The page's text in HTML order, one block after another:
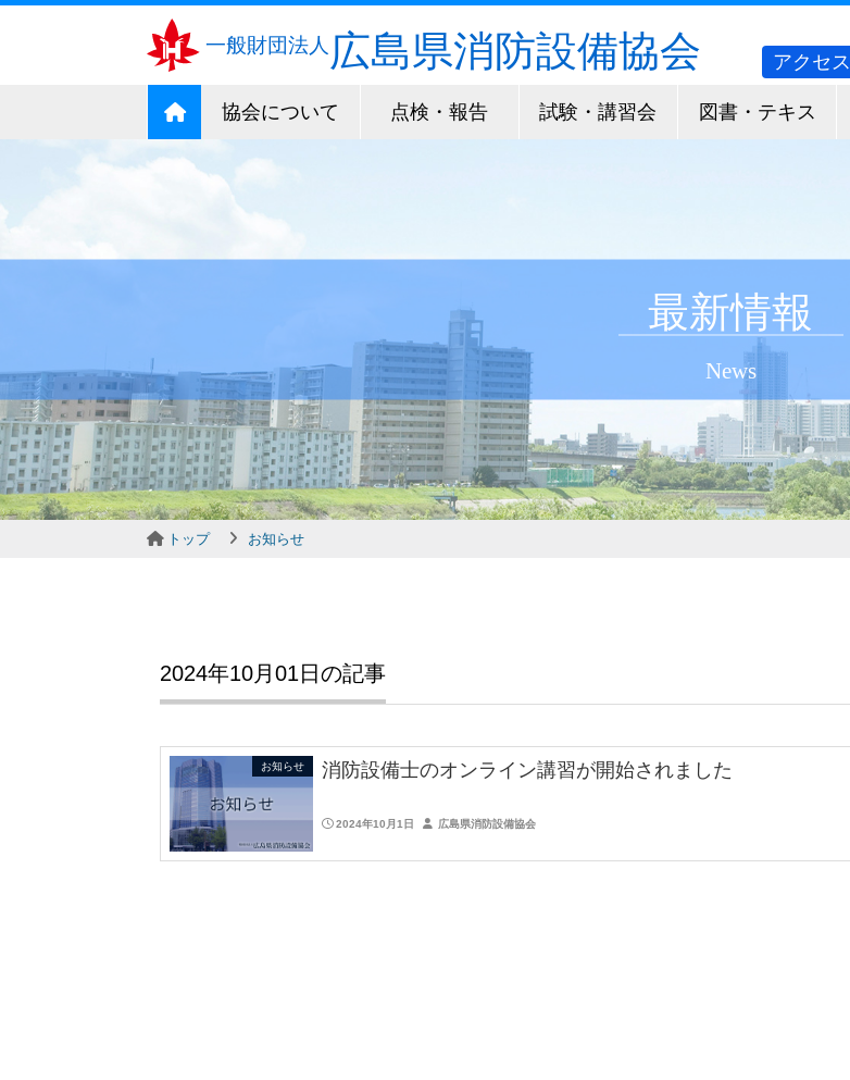
一般財団法人 広島県消防設備協会 アクセス
協会について 点検・報告 試験・講習会 図書・テキス
最新情報
News
トップ お知らせ
2024年10月01日の記事
お知らせ 消防設備士のオンライン講習が開始されました
2024年10月1日 広島県消防設備協会